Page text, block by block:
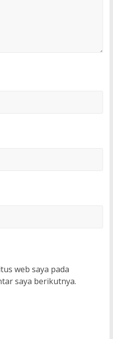
web saya pada
saya berikutnya.